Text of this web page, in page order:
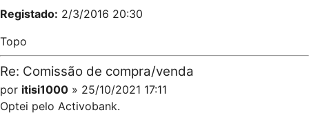
Registado: 2/3/2016 20:30
Topo
Re: Comissão de compra/venda
por itisi1000 » 25/10/2021 17:11
Optei pelo Activobank.